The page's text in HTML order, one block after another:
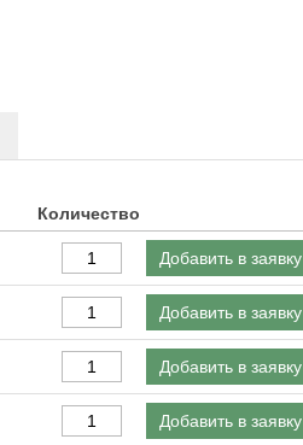
Количество
Добавить в заявку
Добавить в заявку
Добавить в заявку
Добавить в заявку